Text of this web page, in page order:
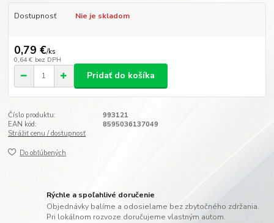
Dostupnosť Nie je skladom
0,79 €/ks
0,64 € bez DPH
Pridať do košíka
Číslo produktu:
993121
EAN kód:
8595036137049
Strážiť cenu / dostupnosť
Do obľúbených
Rýchle a spoľahlivé doručenie
Objednávky balíme a odosielame bez zbytočného zdržania.
Pri lokálnom rozvoze doručujeme vlastným autom.